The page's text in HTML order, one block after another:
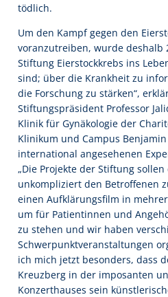
tödlich.
Um den Kampf gegen den
voranzutreiben, wurde deshalb
Stiftung Eierstockkrebs ins
sind; über die Krankheit zu
die Forschung zu stärken“,
Stiftungspräsident Professor
Klinik für Gynäkologie der
Klinikum und Campus
international angesehenen
„Die Projekte der Stiftung
unkompliziert den Betroffenen
einen Aufklärungsfilm in
um für Patientinnen und
zu stehen und wir haben
Schwerpunktveranstaltungen
ich mich jetzt besonders, dass
Kreuzberg in der imposanten
Konzerthauses sein